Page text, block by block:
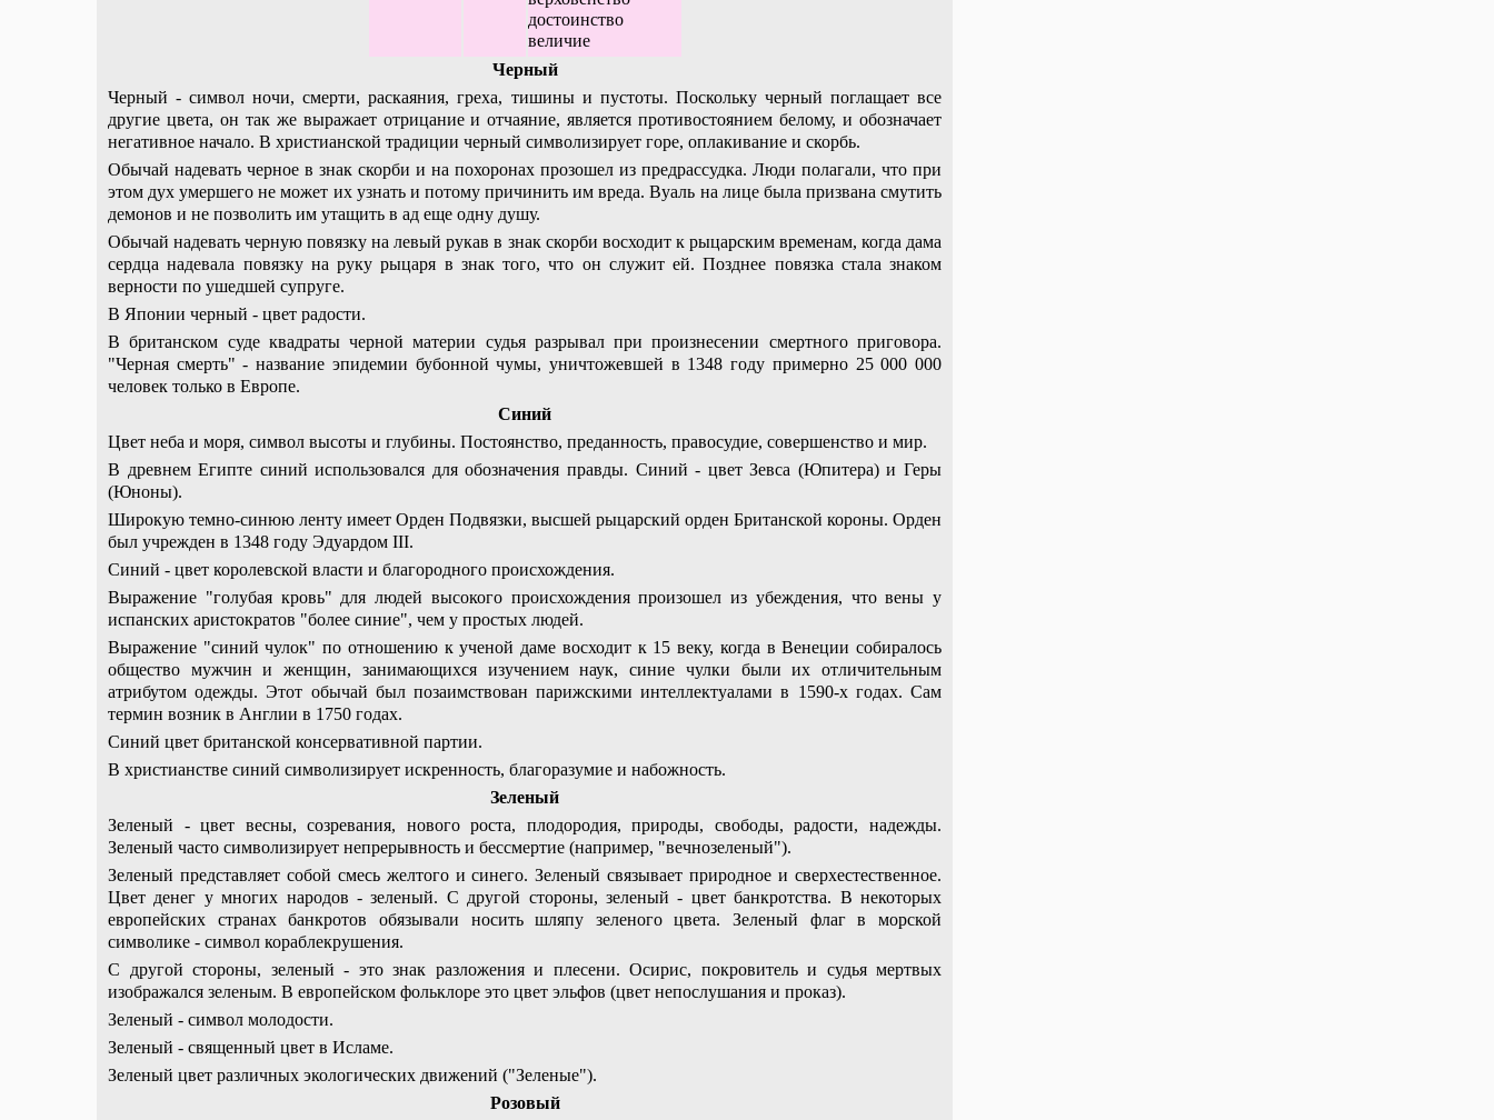
достоинство
величие
Черный
Черный - символ ночи, смерти, раскаяния, греха, тишины и пустоты. Поскольку черный поглащает все
другие цвета, он так же выражает отрицание и отчаяние, является противостоянием белому, и обозначает
негативное начало. В христианской традиции черный символизирует горе, оплакивание и скорбь.
Обычай надевать черное в знак скорби и на похоронах прозошел из предрассудка. Люди полагали, что при
этом дух умершего не может их узнать и потому причинить им вреда. Вуаль на лице была призвана смутить
демонов и не позволить им утащить в ад еще одну душу.
Обычай надевать черную повязку на левый рукав в знак скорби восходит к рыцарским временам, когда дама
сердца надевала повязку на руку рыцаря в знак того, что он служит ей. Позднее повязка стала знаком
верности по ушедшей супруге.
В Японии черный - цвет радости.
В британском суде квадраты черной материи судья разрывал при произнесении смертного приговора.
"Черная смерть" - название эпидемии бубонной чумы, уничтожевшей в 1348 году примерно 25 000 000
человек только в Европе.
Синий
Цвет неба и моря, символ высоты и глубины. Постоянство, преданность, правосудие, совершенство и мир.
В древнем Египте синий использовался для обозначения правды. Синий - цвет Зевса (Юпитера) и Геры
(Юноны).
Широкую темно-синюю ленту имеет Орден Подвязки, высшей рыцарский орден Британской короны. Орден
был учрежден в 1348 году Эдуардом III.
Синий - цвет королевской власти и благородного происхождения.
Выражение "голубая кровь" для людей высокого происхождения произошел из убеждения, что вены у
испанских аристократов "более синие", чем у простых людей.
Выражение "синий чулок" по отношению к ученой даме восходит к 15 веку, когда в Венеции собиралось
общество мужчин и женщин, занимающихся изучением наук, синие чулки были их отличительным
атрибутом одежды. Этот обычай был позаимствован парижскими интеллектуалами в 1590-х годах. Сам
термин возник в Англии в 1750 годах.
Синий цвет британской консервативной партии.
В христианстве синий символизирует искренность, благоразумие и набожность.
Зеленый
Зеленый - цвет весны, созревания, нового роста, плодородия, природы, свободы, радости, надежды.
Зеленый часто символизирует непрерывность и бессмертие (например, "вечнозеленый").
Зеленый представляет собой смесь желтого и синего. Зеленый связывает природное и сверхестественное.
Цвет денег у многих народов - зеленый. С другой стороны, зеленый - цвет банкротства. В некоторых
европейских странах банкротов обязывали носить шляпу зеленого цвета. Зеленый флаг в морской
символике - символ кораблекрушения.
С другой стороны, зеленый - это знак разложения и плесени. Осирис, покровитель и судья мертвых
изображался зеленым. В европейском фольклоре это цвет эльфов (цвет непослушания и проказ).
Зеленый - символ молодости.
Зеленый - священный цвет в Исламе.
Зеленый цвет различных экологических движений ("Зеленые").
Розовый